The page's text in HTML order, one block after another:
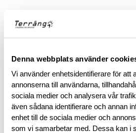
Denna webbplats använder
Vi använder enhetsidentifierare för att
annonserna till användarna,
sociala medier och analysera vår
även sådana identifierare och annan
enhet till de sociala medier och
som vi samarbetar med. Dessa kan i
BESKRIVNING
RECENSIONER
OM VARUMÄRKET